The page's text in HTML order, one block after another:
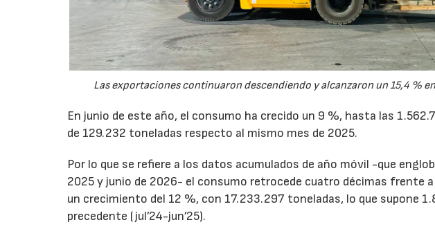
Las exportaciones continuaron descendiendo y alcanzaron un 15,4 %
En junio de este año, el consumo ha crecido un 9 %, hasta las
de 129.232 toneladas respecto al mismo mes de 2025.
Por lo que se refiere a los datos acumulados de año móvil -que
2025 y junio de 2026- el consumo retrocede cuatro décimas frente
un crecimiento del 12 %, con 17.233.297 toneladas, lo que supone
precedente (jul’24-jun’25).